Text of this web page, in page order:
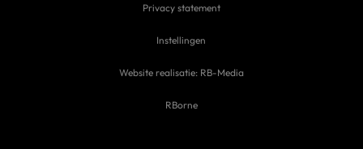
Privacy statement
Instellingen
Website realisatie: RB-Media
RBorne